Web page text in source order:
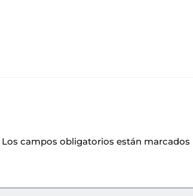
Los campos obligatorios están marcados